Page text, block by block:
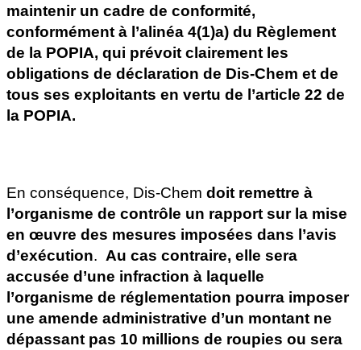
maintenir un cadre de conformité,
conformément à l’alinéa 4(1)a) du Règlement
de la POPIA, qui prévoit clairement les
obligations de déclaration de Dis-Chem et de
tous ses exploitants en vertu de l’article 22 de
la POPIA.
En conséquence, Dis-Chem doit remettre à
l’organisme de contrôle un rapport sur la mise
en œuvre des mesures imposées dans l’avis
d’exécution. Au cas contraire, elle sera
accusée d’une infraction à laquelle
l’organisme de réglementation pourra imposer
une amende administrative d’un montant ne
dépassant pas 10 millions de roupies ou sera